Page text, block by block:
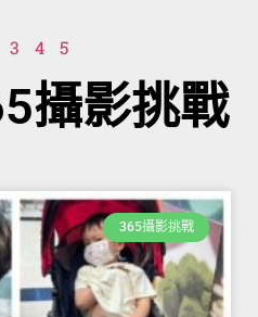
3 4 5
攝影挑戰
365攝影挑戰